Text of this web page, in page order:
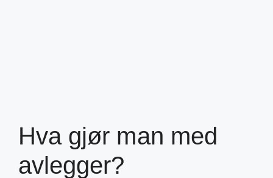
Hva gjør man med
avlegger?